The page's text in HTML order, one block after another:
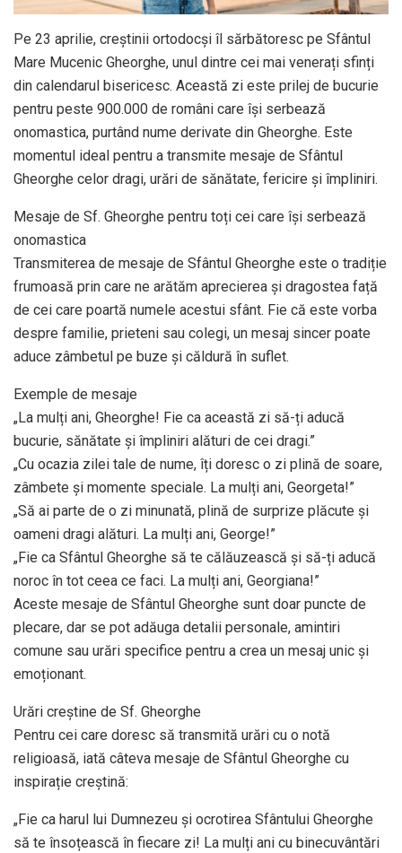
Pe 23 aprilie, creștinii ortodocși îl sărbătoresc pe Sfântul
Mare Mucenic Gheorghe, unul dintre cei mai venerați sfinți
din calendarul bisericesc. Această zi este prilej de bucurie
pentru peste 900.000 de români care își serbează
onomastica, purtând nume derivate din Gheorghe. Este
momentul ideal pentru a transmite mesaje de Sfântul
Gheorghe celor dragi, urări de sănătate, fericire și împliniri.​
Mesaje de Sf. Gheorghe pentru toți cei care își serbează
onomastica
Transmiterea de mesaje de Sfântul Gheorghe este o tradiție
frumoasă prin care ne arătăm aprecierea și dragostea față
de cei care poartă numele acestui sfânt. Fie că este vorba
despre familie, prieteni sau colegi, un mesaj sincer poate
aduce zâmbetul pe buze și căldură în suflet.​
Exemple de mesaje
„La mulți ani, Gheorghe! Fie ca această zi să-ți aducă
bucurie, sănătate și împliniri alături de cei dragi.”​
„Cu ocazia zilei tale de nume, îți doresc o zi plină de soare,
zâmbete și momente speciale. La mulți ani, Georgeta!”​
„Să ai parte de o zi minunată, plină de surprize plăcute și
oameni dragi alături. La mulți ani, George!”​
„Fie ca Sfântul Gheorghe să te călăuzească și să-ți aducă
noroc în tot ceea ce faci. La mulți ani, Georgiana!”​
Aceste mesaje de Sfântul Gheorghe sunt doar puncte de
plecare, dar se pot adăuga detalii personale, amintiri
comune sau urări specifice pentru a crea un mesaj unic și
emoționant.
Urări creștine de Sf. Gheorghe
Pentru cei care doresc să transmită urări cu o notă
religioasă, iată câteva mesaje de Sfântul Gheorghe cu
inspirație creștină:
„Fie ca harul lui Dumnezeu și ocrotirea Sfântului Gheorghe
să te însoțească în fiecare zi! La mulți ani cu binecuvântări